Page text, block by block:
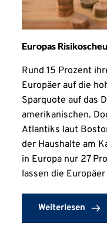
Europas
Rund 15 Prozent
Europäer auf die
Sparquote auf das
amerikanischen.
Atlantiks laut
der Haushalte am
in Europa nur 27
lassen die
Weiterlesen